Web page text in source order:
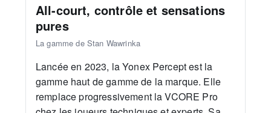
All-court, contrôle et sensations
pures
La gamme de Stan Wawrinka
Lancée en 2023, la Yonex Percept est la
gamme haut de gamme de la marque. Elle
remplace progressivement la VCORE Pro